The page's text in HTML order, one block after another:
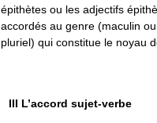
épithètes ou les adjectifs
accordés au genre (maculin
pluriel) qui constitue le noyau
III L’accord sujet-verbe